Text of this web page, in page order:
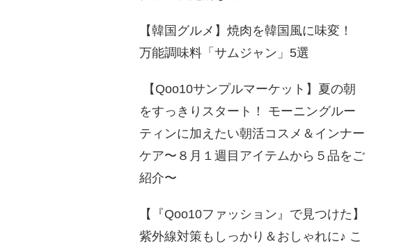
【韓国グルメ】焼肉を韓国風に味変！
万能調味料「サムジャン」5選
【Qoo10サンプルマーケット】夏の朝
をすっきりスタート！ モーニングルー
ティンに加えたい朝活コスメ＆インナー
ケア〜８月１週目アイテムから５品をご
紹介〜
【『Qoo10ファッション』で見つけた】
紫外線対策もしっかり＆おしゃれに♪ こ